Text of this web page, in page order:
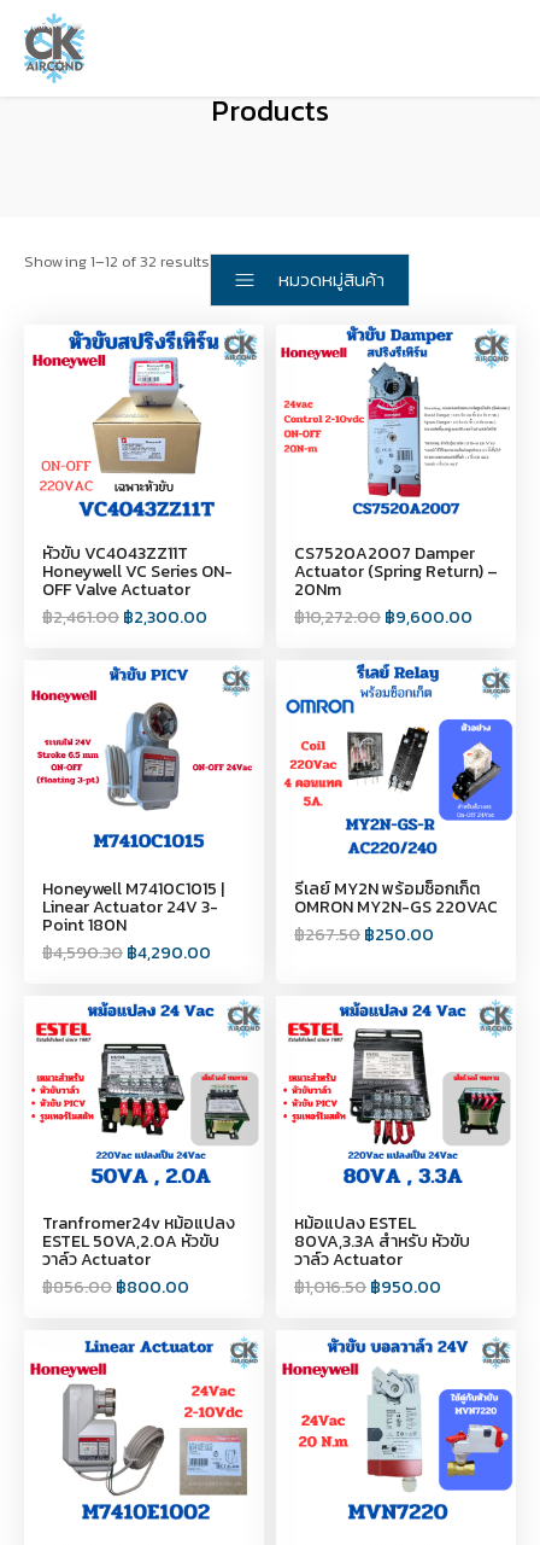
Products
Showing 1–12 of 32 results
หมวดหมู่สินค้า
หัวขับ VC4043ZZ11T
Honeywell VC Series ON-
OFF Valve Actuator
฿2,461.00฿2,300.00
CS7520A2007 Damper
Actuator (Spring Return) –
20Nm
฿10,272.00฿9,600.00
Honeywell M7410C1015 |
Linear Actuator 24V 3-
Point 180N
฿4,590.30฿4,290.00
รีเลย์ MY2N พร้อมซ็อกเก็ต
OMRON MY2N-GS 220VAC
฿267.50฿250.00
Tranfromer24v หม้อแปลง
ESTEL 50VA,2.0A หัวขับ
วาล์ว Actuator
฿856.00฿800.00
หม้อแปลง ESTEL
80VA,3.3A สำหรับ หัวขับ
วาล์ว Actuator
฿1,016.50฿950.00